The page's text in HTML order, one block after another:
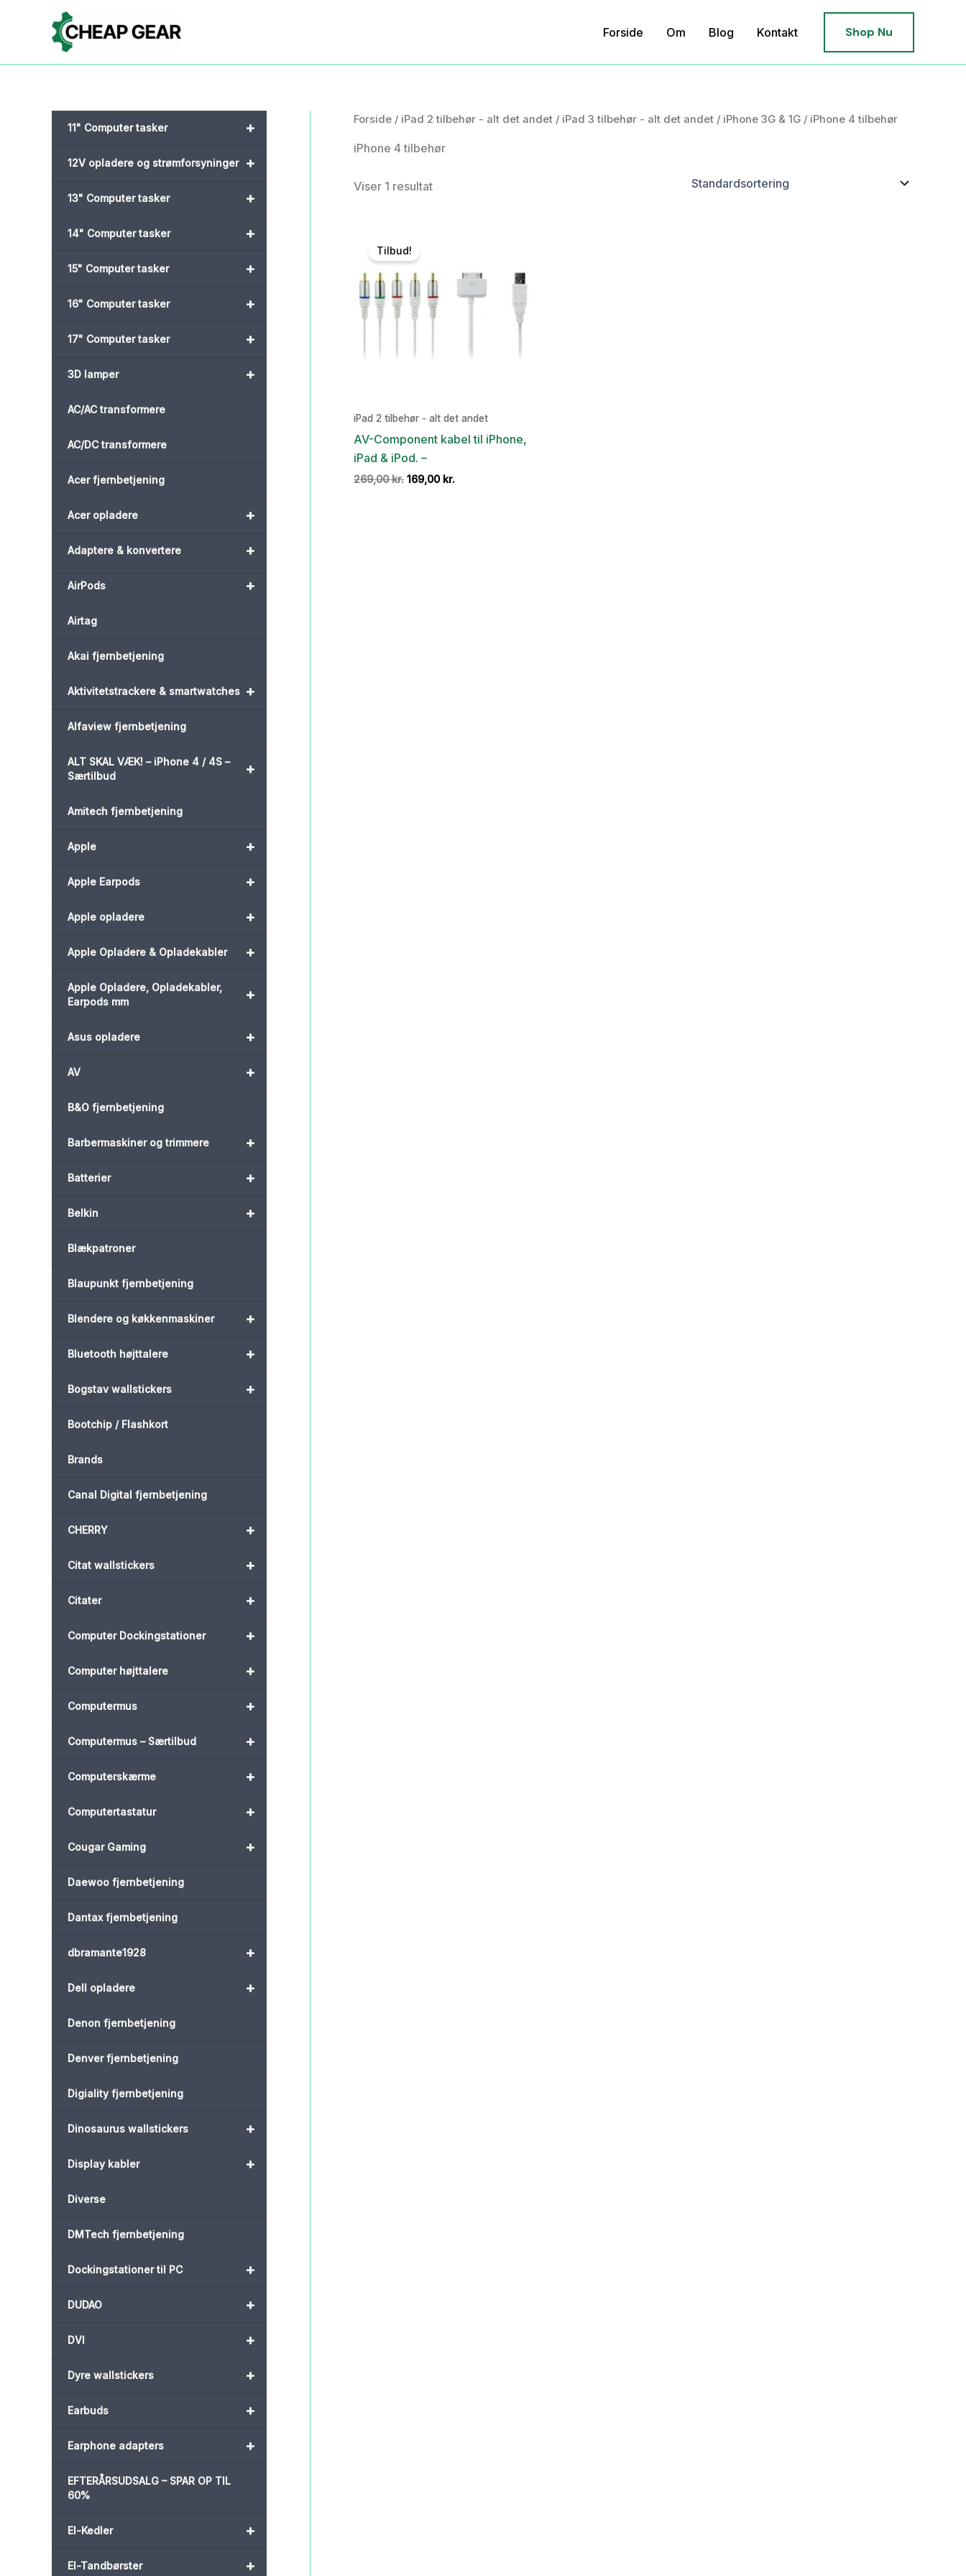
Forside Om Blog Kontakt Shop Nu
+
11" Computer tasker
+
12V opladere og strømforsyninger
+
13" Computer tasker
+
14" Computer tasker
+
15" Computer tasker
+
16" Computer tasker
+
17" Computer tasker
+
3D lamper
AC/AC transformere
AC/DC transformere
Acer fjernbetjening
+
Acer opladere
+
Adaptere & konvertere
+
AirPods
Airtag
Akai fjernbetjening
+
Aktivitetstrackere & smartwatches
Alfaview fjernbetjening
+
ALT SKAL VÆK! – iPhone 4 / 4S –
Særtilbud
Amitech fjernbetjening
+
Apple
+
Apple Earpods
+
Apple opladere
+
Apple Opladere & Opladekabler
+
Apple Opladere, Opladekabler,
Earpods mm
+
Asus opladere
+
AV
B&O fjernbetjening
+
Barbermaskiner og trimmere
+
Batterier
+
Belkin
Blækpatroner
Blaupunkt fjernbetjening
+
Blendere og køkkenmaskiner
+
Bluetooth højttalere
+
Bogstav wallstickers
Bootchip / Flashkort
Brands
Canal Digital fjernbetjening
+
CHERRY
+
Citat wallstickers
+
Citater
+
Computer Dockingstationer
+
Computer højttalere
+
Computermus
+
Computermus – Særtilbud
+
Computerskærme
+
Computertastatur
+
Cougar Gaming
Daewoo fjernbetjening
Dantax fjernbetjening
+
dbramante1928
+
Dell opladere
Denon fjernbetjening
Denver fjernbetjening
Digiality fjernbetjening
+
Dinosaurus wallstickers
+
Display kabler
Diverse
DMTech fjernbetjening
+
Dockingstationer til PC
+
DUDAO
+
DVI
+
Dyre wallstickers
+
Earbuds
+
Earphone adapters
EFTERÅRSUDSALG – SPAR OP TIL
60%
+
El-Kedler
+
El-Tandbørster
Forside / iPad 2 tilbehør - alt det andet / iPad 3 tilbehør - alt det andet / iPhone 3G & 1G / iPhone 4 tilbehør
iPhone 4 tilbehør
Viser 1 resultat
Tilbud!
iPad 2 tilbehør - alt det andet
AV-Component kabel til iPhone,
iPad & iPod. –
269,00kr. Den
169,00 kr.